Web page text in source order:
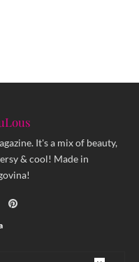
It's a mix of beauty,
& cool! Made in